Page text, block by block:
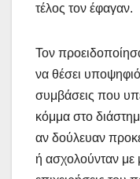
τέλος τον έφαγαν.
Τον
να θέσει
συμβάσεις που
κόμμα στο
αν δούλευαν
ή ασχολούνταν με